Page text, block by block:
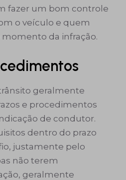
fazer um bom controle
o veículo e quem
da infração.
geralmente
e procedimentos
de condutor.
dentro do prazo
justamente pelo
não terem
geralmente